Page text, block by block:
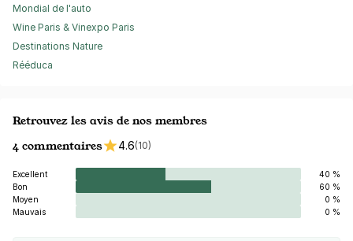
Mondial de l'auto
Wine Paris & Vinexpo Paris
Destinations Nature
Rééduca
Retrouvez les avis de nos membres
4 commentaires
4.6(10)
Excellent
40 %
Bon
60 %
Moyen
0 %
Mauvais
0 %